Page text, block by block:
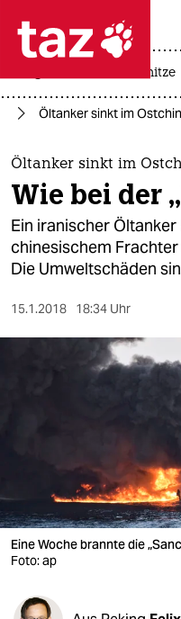
 taz
taz
themen
politik
öko
wahrheit
verlag
verlag
veranstaltungen
hitze
Öltanker sinkt im
Öltanker sinkt im
Wie bei der
Ein iranischer
chinesischem
Die Umweltschäden
15.1.2018 18:34 Uhr
Eine Woche brannte die
Foto: ap